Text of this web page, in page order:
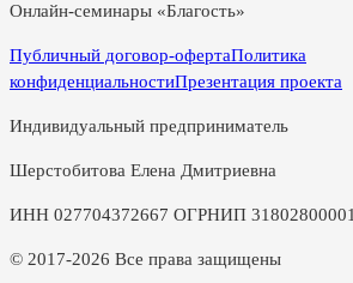
Онлайн-семинары «Благость»
Публичный договор-офертаПолитика
конфиденциальностиПрезентация проекта
Индивидуальный предприниматель
Шерстобитова Елена Дмитриевна
ИНН 027704372667 ОГРНИП
© 2017-2026 Все права защищены